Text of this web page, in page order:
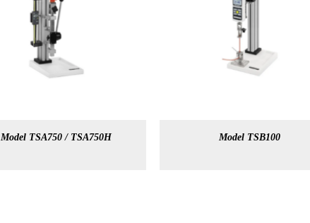
Model TSA750 / TSA750H Model TSB100